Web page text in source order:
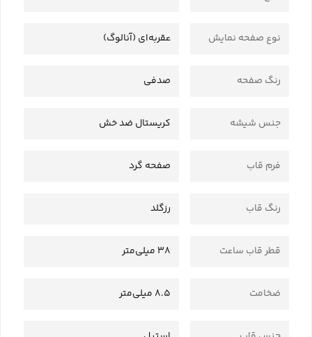
نوع صفحه نمایش عقربه‌ای (آنالوگ)
رنگ صفحه صدفی
جنس شیشه کریستال ضد خش
فرم قاب صفحه گرد
رنگ قاب رزگلد
قطر قاب ساعت 38 میلی‌متر
ضخامت 8.5 میلی‌متر